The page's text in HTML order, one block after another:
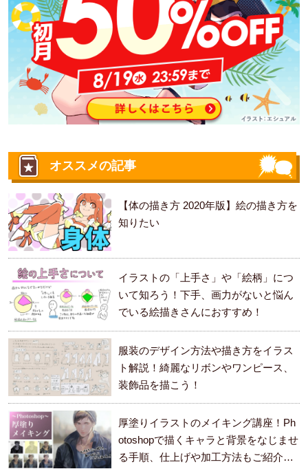
オススメの記事
【体の描き方 2020年版】絵の描き方を
知りたい
イラストの「上手さ」や「絵柄」につ
いて知ろう！下手、画力がないと悩ん
でいる絵描きさんにおすすめ！
服装のデザイン方法や描き方をイラス
ト解説！綺麗なリボンやワンピース、
装飾品を描こう！
厚塗りイラストのメイキング講座！Ph
otoshopで描くキャラと背景をなじませ
る手順、仕上げや加工方法もご紹介し